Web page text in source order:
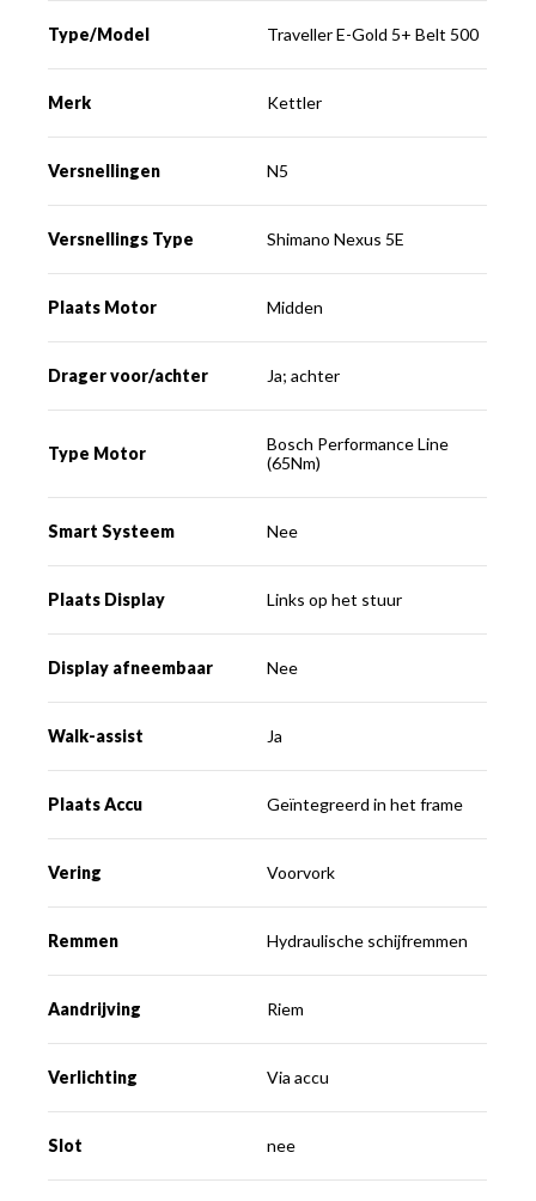
Type/Model Traveller E-Gold 5+ Belt 500
Merk Kettler
Versnellingen N5
Versnellings Type Shimano Nexus 5E
Plaats Motor Midden
Drager voor/achter Ja; achter
Type Motor
Bosch Performance Line
(65Nm)
Smart Systeem Nee
Plaats Display Links op het stuur
Display afneembaar Nee
Walk-assist Ja
Plaats Accu Geïntegreerd in het frame
Vering Voorvork
Remmen Hydraulische schijfremmen
Aandrijving Riem
Verlichting Via accu
Slot nee